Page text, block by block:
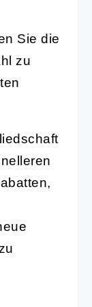
Sie die
zu